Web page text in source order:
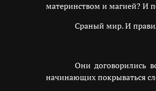
материнством и магией? И
Сраный мир. И
Они договорились
начинающих покрываться